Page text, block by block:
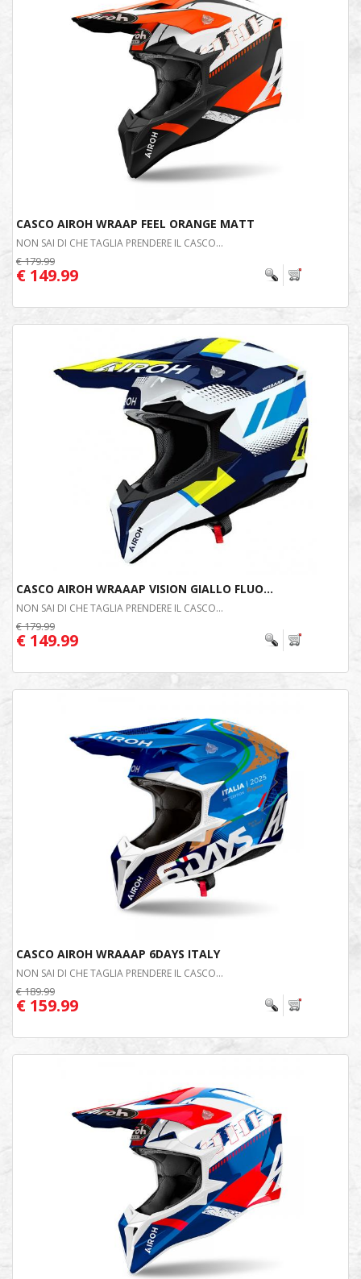
CASCO AIROH WRAAP FEEL ORANGE MATT
NON SAI DI CHE TAGLIA PRENDERE IL CASCO...
€ 179.99
€ 149.99
CASCO AIROH WRAAAP VISION GIALLO FLUO...
NON SAI DI CHE TAGLIA PRENDERE IL CASCO...
€ 179.99
€ 149.99
CASCO AIROH WRAAAP 6DAYS ITALY
NON SAI DI CHE TAGLIA PRENDERE IL CASCO...
€ 189.99
€ 159.99